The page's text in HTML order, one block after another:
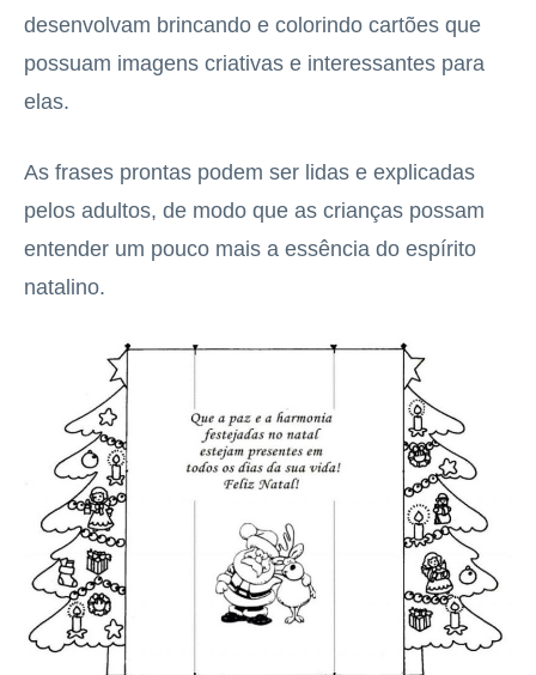
desenvolvam brincando e colorindo cartões que
possuam imagens criativas e interessantes para
elas.
As frases prontas podem ser lidas e explicadas
pelos adultos, de modo que as crianças possam
entender um pouco mais a essência do espírito
natalino.